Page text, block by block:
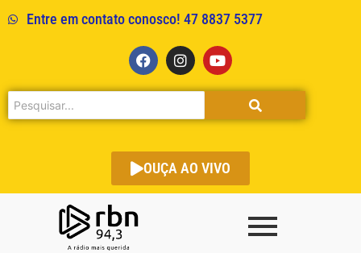
Entre em contato conosco! 47 8837 5377
OUÇA AO VIVO